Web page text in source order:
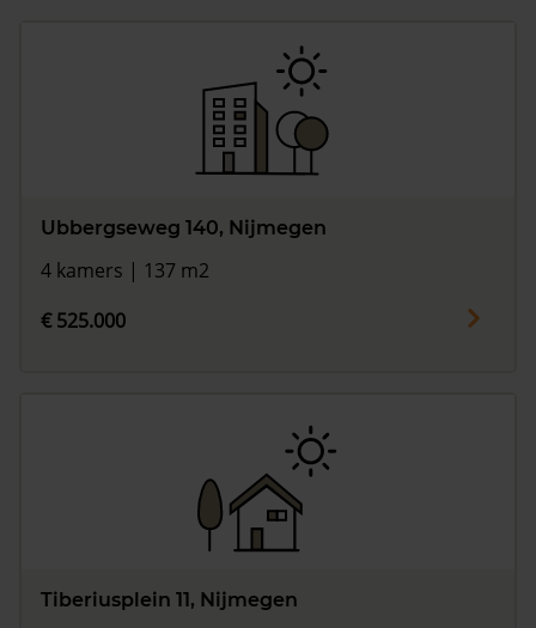
Ubbergseweg 140, Nijmegen
4 kamers | 137 m2
€ 525.000
Tiberiusplein 11, Nijmegen